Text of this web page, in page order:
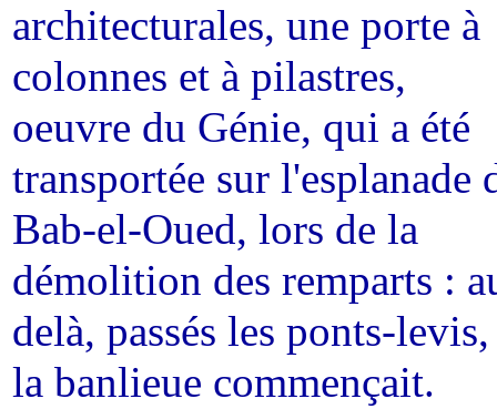
architecturales, une porte à
colonnes et à pilastres,
oeuvre du Génie, qui a été
transportée sur l'esplanade
Bab-el-Oued, lors de la
démolition des remparts :
delà, passés les ponts-levis,
la banlieue commençait.